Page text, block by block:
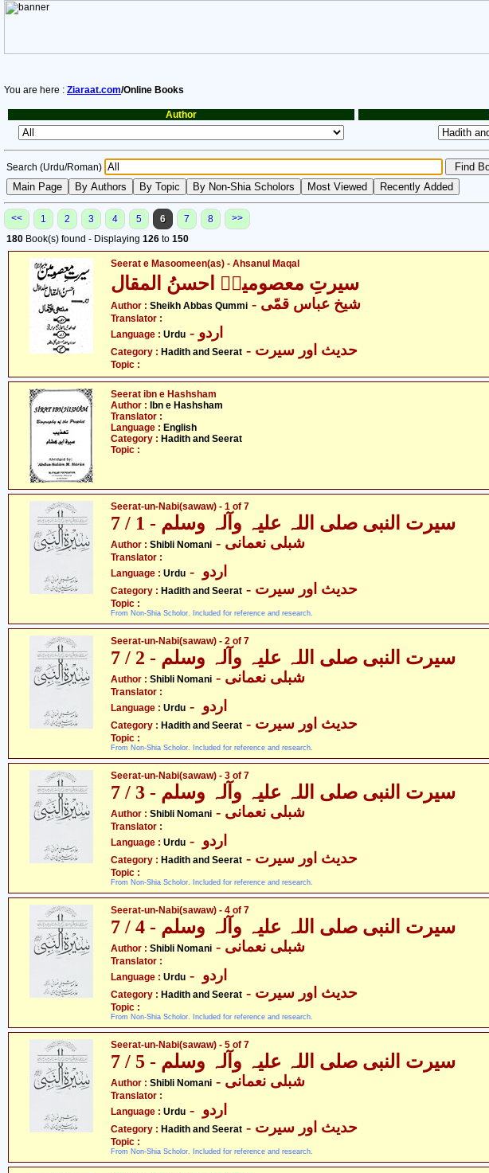
You are here : Ziaraat.com/Online Books
Author
Search (Urdu/Roman)
<< 1 2 3 4 5 6 7 8
>>
180 Book(s) found - Displaying 126 to 150
Seerat e Masoomeen(as) - Ahsanul Maqal
سیرتِ معصومینؑ احسنُ المقال
Author : Sheikh Abbas Qummi - شیخ عباس قمّی
Translator :
Language : Urdu - اردو
Category : Hadith and Seerat - حدیث اور سیرت
Topic :
Seerat ibn e Hashsham
Author :
Ibn e Hashsham
Translator :
Language : English
Category : Hadith and Seerat
Topic :
Seerat-un-Nabi(sawaw) - 1 of 7
سیرت النبی صلی اللہ علیہ وآلہ وسلم - 1 / 7
Author : Shibli Nomani - شبلی نعمانی
Translator :
Language : Urdu
Category : Hadith and Seerat - حدیث اور سیرت
Topic :
From Non-Shia Scholor. Included for reference and research.
Seerat-un-Nabi(sawaw) - 2 of 7
سیرت النبی صلی اللہ علیہ وآلہ وسلم - 2 / 7
Author : Shibli Nomani - شبلی نعمانی
Translator :
Language : Urdu
Category : Hadith and Seerat - حدیث اور سیرت
Topic :
From Non-Shia Scholor. Included for reference and research.
Seerat-un-Nabi(sawaw) - 3 of 7
سیرت النبی صلی اللہ علیہ وآلہ وسلم - 3 / 7
Author : Shibli Nomani - شبلی نعمانی
Translator :
Language : Urdu
Category : Hadith and Seerat - حدیث اور سیرت
Topic :
From Non-Shia Scholor. Included for reference and research.
Seerat-un-Nabi(sawaw) - 4 of 7
سیرت النبی صلی اللہ علیہ وآلہ وسلم - 4 / 7
Author : Shibli Nomani - شبلی نعمانی
Translator :
Language : Urdu
Category : Hadith and Seerat - حدیث اور سیرت
Topic :
From Non-Shia Scholor. Included for reference and research.
Seerat-un-Nabi(sawaw) - 5 of 7
سیرت النبی صلی اللہ علیہ وآلہ وسلم - 5 / 7
Author : Shibli Nomani - شبلی نعمانی
Translator :
Language : Urdu
Category : Hadith and Seerat - حدیث اور سیرت
Topic :
From Non-Shia Scholor. Included for reference and research.